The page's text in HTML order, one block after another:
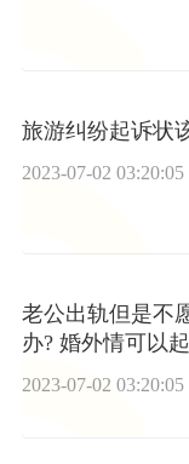
旅游纠纷起诉状
2023-07-02 03:20:05
老公出轨但是不
办? 婚外情可以
每日快报
2023-07-02 03:20:05